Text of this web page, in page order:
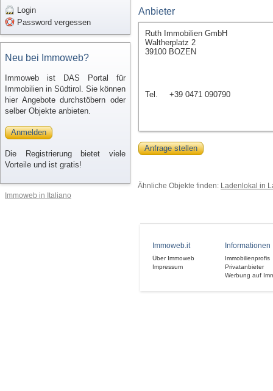
Login
Password vergessen
Neu bei Immoweb?
Immoweb ist DAS Portal für
Immobilien in Südtirol. Sie können
hier Angebote durchstöbern oder
selber Objekte anbieten.
Anmelden
Die Registrierung bietet viele
Vorteile und ist gratis!
Immoweb in Italiano
Anbieter
Ruth Immobilien GmbH
Waltherplatz 2
39100 BOZEN
Tel. +39 0471 090790
Anfrage stellen
Ähnliche Objekte finden: Ladenlokal in
Immoweb.it
Über Immoweb
Impressum
Informationen
Immobilienprofis
Privatanbieter
Werbung auf